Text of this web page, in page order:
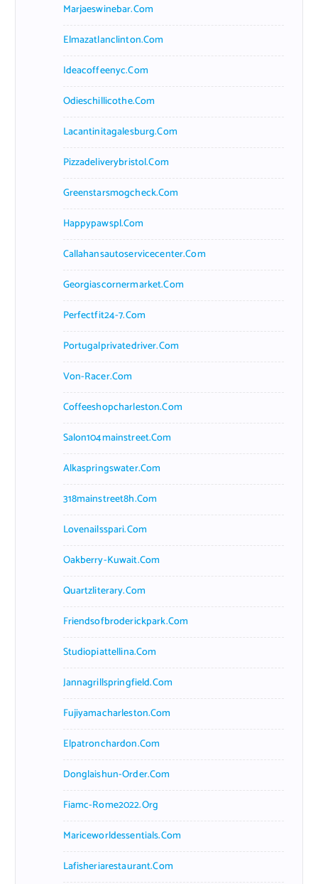
Marjaeswinebar.com
Elmazatlanclinton.com
Ideacoffeenyc.com
Odieschillicothe.com
Lacantinitagalesburg.com
Pizzadeliverybristol.com
Greenstarsmogcheck.com
Happypawspl.com
Callahansautoservicecenter.com
Georgiascornermarket.com
Perfectfit24-7.com
Portugalprivatedriver.com
Von-Racer.com
Coffeeshopcharleston.com
Salon104mainstreet.com
Alkaspringswater.com
318mainstreet8h.com
Lovenailsspari.com
Oakberry-Kuwait.com
Quartzliterary.com
Friendsofbroderickpark.com
Studiopiattellina.com
Jannagrillspringfield.com
Fujiyamacharleston.com
Elpatronchardon.com
Donglaishun-Order.com
Fiamc-Rome2022.org
Mariceworldessentials.com
Lafisheriarestaurant.com